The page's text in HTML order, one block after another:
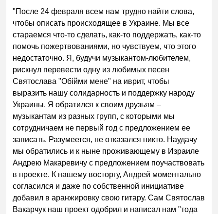
"После 24 февраля всем нам трудно найти слова,
чтобы описать происходящее в Украине. Мы все
стараемся что-то сделать, как-то поддержать, как-то
помочь пожертвованиями, но чувствуем, что этого
недостаточно. Я, будучи музыкантом-любителем,
рискнул перевести одну из любимых песен
Святослава "Обійми мене" на иврит, чтобы
выразить нашу солидарность и поддержку народу
Украины. Я обратился к своим друзьям –
музыкантам из разных групп, с которыми мы
сотрудничаем не первый год с предложением ее
записать. Разумеется, не отказался никто. Наудачу
мы обратились и к ныне проживающему в Израиле
Андрею Макаревичу с предложением поучаствовать
в проекте. К нашему восторгу, Андрей моментально
согласился и даже по собственной инициативе
добавил в аранжировку свою гитару. Сам Святослав
Вакарчук наш проект одобрил и написал нам "тода